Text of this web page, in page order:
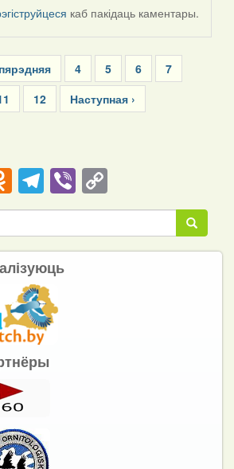
каб пакідаць каментары.
Page
4 Page
5 Page
6 Page
7
Page
12
Next
page
Наступная ›
Odnoklassniki
Telegram
ViberCopy
Link Пошук
Пошук